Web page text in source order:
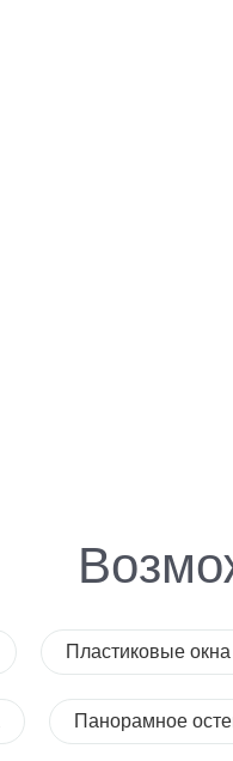
Пластиковые окна
Панорамное